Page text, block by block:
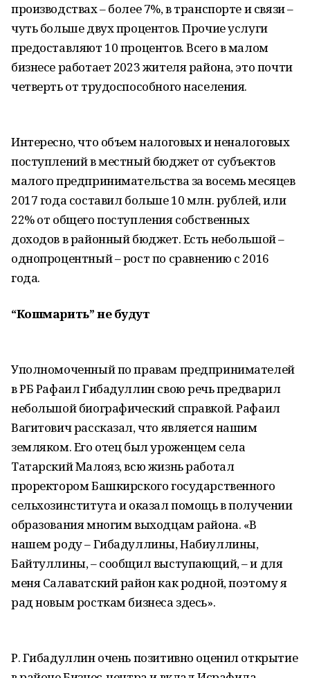
производствах – более 7%, в транспорте и связи –
чуть больше двух процентов. Прочие услуги
предоставляют 10 процентов. Всего в малом
бизнесе работает 2023 жителя района, это почти
четверть от трудоспособного населения.
Интересно, что объем налоговых и неналоговых
поступлений в местный бюджет от субъектов
малого предпринимательства за восемь месяцев
2017 года составил больше 10 млн. рублей, или
22% от общего поступления собственных
доходов в районный бюджет. Есть небольшой –
однопроцентный – рост по сравнению с 2016
года.
“Кошмарить” не будут
Уполномоченный по правам предпринимателей
в РБ Рафаил Гибадуллин свою речь предварил
небольшой биографический справкой. Рафаил
Вагитович рассказал, что является нашим
земляком. Его отец был уроженцем села
Татарский Малояз, всю жизнь работал
проректором Башкирского государственного
сельхозинститута и оказал помощь в получении
образования многим выходцам района. «В
нашем роду – Гибадуллины, Набиуллины,
Байтуллины, – сообщил выступающий, – и для
меня Салаватский район как родной, поэтому я
рад новым росткам бизнеса здесь».
Р. Гибадуллин очень позитивно оценил открытие